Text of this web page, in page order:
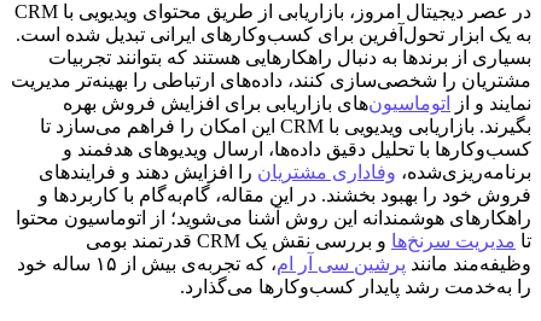
در عصر دیجیتال امروز، بازاریابی از طریق محتوای ویدیویی با CRM
به یک ابزار تحول‌آفرین برای کسب‌وکارهای ایرانی تبدیل شده است.
بسیاری از برندها به دنبال راهکارهایی هستند که بتوانند تجربیات
مشتریان را شخصی‌سازی کنند، داده‌های ارتباطی را بهینه‌تر مدیریت
نمایند و از
اتوماسیون‌های بازاریابی برای افزایش فروش بهره
بگیرند. بازاریابی ویدیویی با CRM این امکان را فراهم می‌سازد تا
کسب‌وکارها با تحلیل دقیق داده‌ها، ارسال ویدیوهای هدفمند و
برنامه‌ریزی‌شده، وفاداری مشتریان را افزایش دهند و فرایندهای
فروش خود را بهبود بخشند. در این مقاله، گام‌به‌گام با کاربرد‌ها و
راهکارهای هوشمندانه این روش آشنا می‌شوید؛ از اتوماسیون محتوا
تا مدیریت سرنخ‌ها
و بررسی نقش یک CRM قدرتمند بومی
وظیفه‌مند مانند پرشین سی آر ام
، که تجربه‌ی بیش از ۱۵ ساله خود
را به‌خدمت رشد پایدار کسب‌وکارها می‌گذارد.